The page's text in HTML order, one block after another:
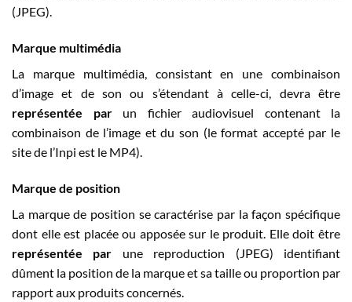
(JPEG).
Marque multimédia
La marque multimédia, consistant en une combinaison
d’image et de son ou s’étendant à celle-ci, devra être
représentée parun fichier audiovisuel contenant la
combinaison de l’image et du son (le format accepté par le
site de l’Inpi est le MP4).
Marque de position
La marque de position se caractérise par la façon spécifique
dont elle est placée ou apposée sur le produit. Elle doit être
représentée par une reproduction (JPEG) identifiant
dûment la position de la marque et sa taille ou proportion par
rapport aux produits concernés.